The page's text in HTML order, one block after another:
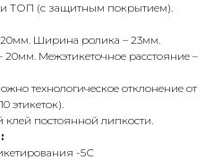
ТОП (с защитным покрытием).
Ширина ролика – 23мм.
20мм. Межэтикеточное расстояние –
технологическое отклонение от
этикеток).
клей постоянной липкости.
-5С